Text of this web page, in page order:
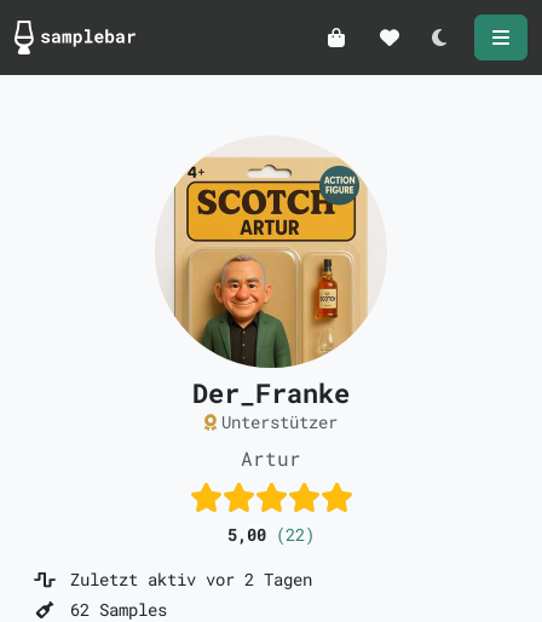
Darkmode
Der_Franke
Unterstützer
Artur
5,00 (22)
Zuletzt aktiv vor 2 Tagen
62 Samples